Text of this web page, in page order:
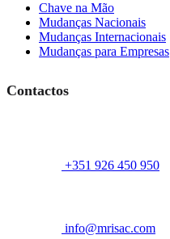
Chave na Mão
Mudanças Nacionais
Mudanças Internacionais
Mudanças para Empresas
Contactos
+351 926 450 950
info@mrisac.com